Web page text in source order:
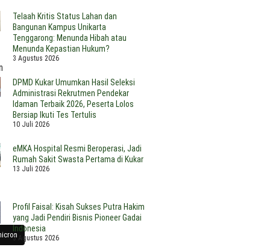
UNPAM
Latih
Karang
Kembangkan
UMKM
Telaah Kritis Status Lahan dan
Bangunan Kampus Unikarta
Tenggarong: Menunda Hibah atau
Menunda Kepastian Hukum?
3 Agustus 2026
DPMD Kukar Umumkan Hasil Seleksi
Administrasi Rekrutmen Pendekar
Idaman Terbaik 2026, Peserta Lolos
Bersiap Ikuti Tes Tertulis
10 Juli 2026
eMKA Hospital Resmi Beroperasi, Jadi
Rumah Sakit Swasta Pertama di Kukar
13 Juli 2026
Profil Faisal: Kisah Sukses Putra Hakim
yang Jadi Pendiri Bisnis Pioneer Gadai
Indonesia
3 Agustus 2026